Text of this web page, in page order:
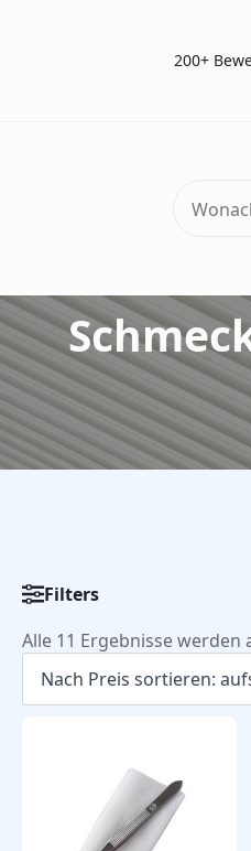
200+
Filters
Categorieën
Schmeckstreifen(11)
Sensonics
Alle 11 Ergebnisse werden